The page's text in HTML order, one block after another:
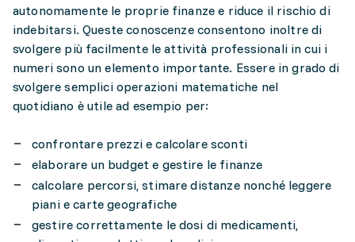
autonomamente le proprie finanze e riduce il rischio di
indebitarsi. Queste conoscenze consentono inoltre di
svolgere più facilmente le attività professionali in cui i
numeri sono un elemento importante. Essere in grado di
svolgere semplici operazioni matematiche nel
quotidiano è utile ad esempio per:
confrontare prezzi e calcolare sconti
elaborare un budget e gestire le finanze
calcolare percorsi, stimare distanze nonché leggere
piani e carte geografiche
gestire correttamente le dosi di medicamenti,